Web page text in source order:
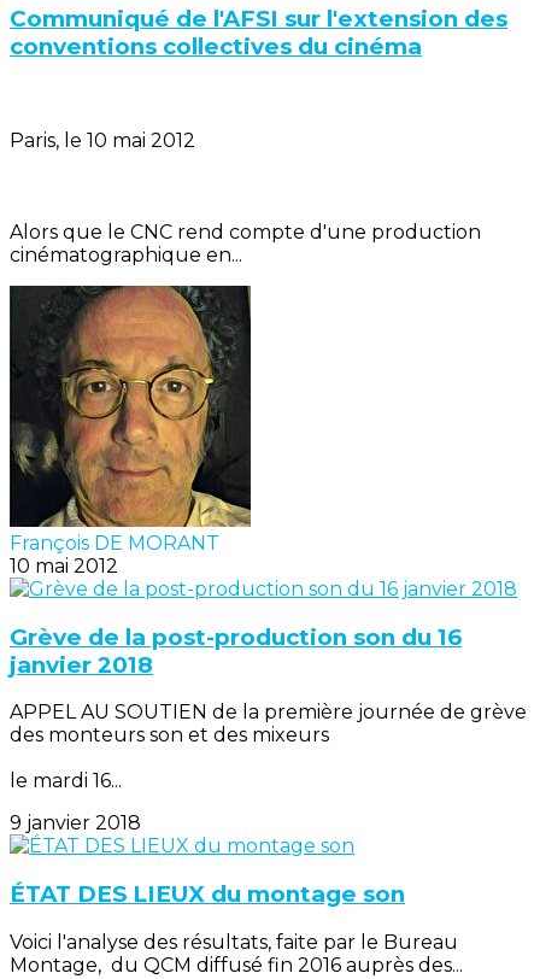
Communiqué de l'AFSI sur l'extension des
conventions collectives du cinéma
Paris, le 10 mai 2012
Alors que le CNC rend compte d'une production
cinématographique en...
François DE MORANT
10 mai 2012
Grève de la post-production son du 16
janvier 2018
APPEL AU SOUTIEN de la première journée de grève
des monteurs son et des mixeurs
le mardi 16...
9 janvier 2018
ÉTAT DES LIEUX du montage son
Voici l'analyse des résultats, faite par le Bureau
Montage, du QCM diffusé fin 2016 auprès des...